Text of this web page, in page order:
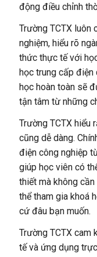
động điều chỉnh
Trường TCTX luôn
nghiệm, hiểu rõ
thức thực tế với
học trung cấp
học hoàn toàn sẽ
tận tâm từ những
Trường TCTX hiểu
cũng dễ dàng.
điện công nghiệp
giúp học viên có
thiết mà không
thể tham gia khoá
cứ đâu bạn muốn.
Trường TCTX cam
tế và ứng dụng